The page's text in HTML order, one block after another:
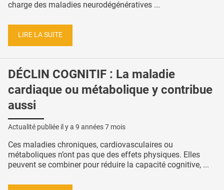
charge des maladies neurodégénératives ...
LIRE LA SUITE
DÉCLIN COGNITIF : La maladie
cardiaque ou métabolique y contribue
aussi
Actualité publiée il y a 9 années 7 mois
Ces maladies chroniques, cardiovasculaires ou
métaboliques n’ont pas que des effets physiques. Elles
peuvent se combiner pour réduire la capacité cognitive, ...